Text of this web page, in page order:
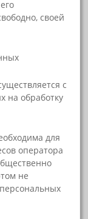
своей
с
на обработку
для
оператора
не